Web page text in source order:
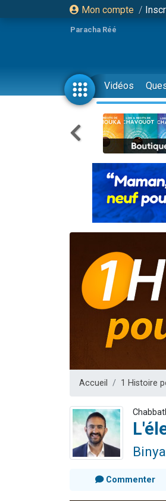
Mon compte /
Paracha Réé
Vidéos
Accueil 1 Histoire
Commenter